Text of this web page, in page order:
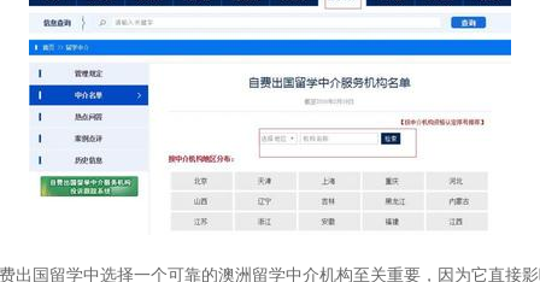
出国留学中选择一个可靠的澳洲留学中介机构至关重要，因为它直接